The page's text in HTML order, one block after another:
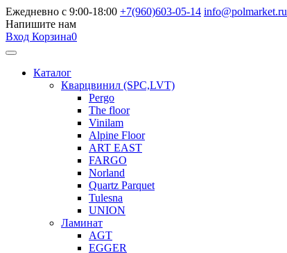
Ежедневно с 9:00-18:00 +7(960)603-05-14 info@polmarket.ru
Напишите нам
Вход Корзина0
Каталог
Кварцвинил (SPC,LVT)
Pergo
The floor
Vinilam
Alpine Floor
ART EAST
FARGO
Norland
Quartz Parquet
Tulesna
UNION
Ламинат
AGT
EGGER